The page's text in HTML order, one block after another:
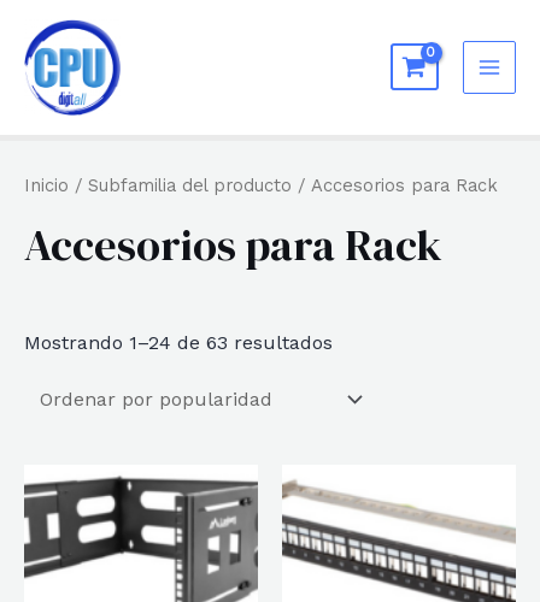
contenido
Inicio / Subfamilia del producto / Accesorios para Rack
Accesorios para Rack
Mostrando 1–24 de 63 resultados